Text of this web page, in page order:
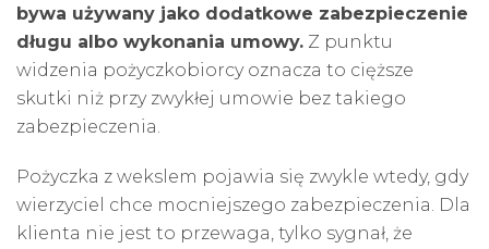
bywa używany jako dodatkowe zabezpieczenie
długu albo wykonania umowy. Z punktu
widzenia pożyczkobiorcy oznacza to cięższe
skutki niż przy zwykłej umowie bez takiego
zabezpieczenia.
Pożyczka z wekslem pojawia się zwykle wtedy, gdy
wierzyciel chce mocniejszego zabezpieczenia. Dla
klienta nie jest to przewaga, tylko sygnał, że